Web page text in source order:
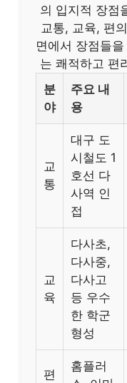
의 입지적 장점
교통, 교육, 편
면에서 장점들
는 쾌적하고 편
분
야
주요 내
용
교
통
대구 도
시철도 1
호선 다
사역 인
접
교
육
다사초,
다사중,
다사고
등 우수
한 학군
형성
편
홈플러